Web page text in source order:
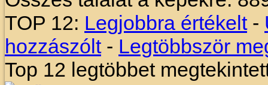
TOP 12: Legjobbra értékelt-
hozzászólt- Legtöbbször
Top 12 legtöbbet